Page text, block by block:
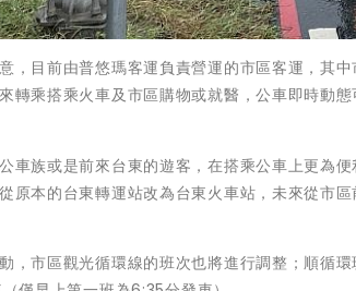
，目前由普悠瑪客運負責營運的市區客運，其
轉乘搭乘火車及市區購物或就醫，公車即時動
車族或是前來台東的遊客，在搭乘公車上更為
原本的台東轉運站改為台東火車站，未來從市
，市區觀光循環線的班次也將進行調整；順循